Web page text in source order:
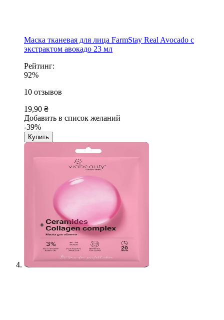
Маска тканевая для лица FarmStay Real Avocado с
экстрактом авокадо 23 мл
Рейтинг:
92%
10 отзывов
19,90 ₴
Добавить в список желаний
-39%
Купить